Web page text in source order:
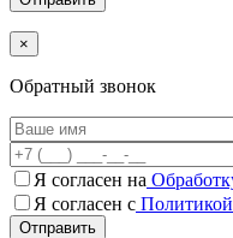
×
Обратный звонок
Я согласен на
Я согласен c